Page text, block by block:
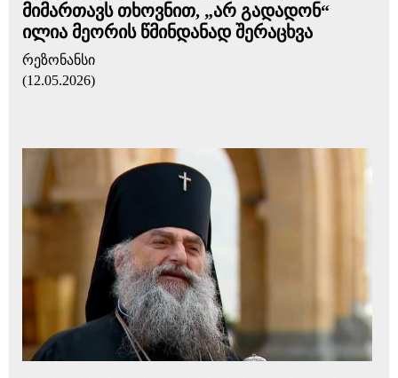
მიმართავს თხოვნით, „არ გადადონ“
ილია მეორის წმინდანად შერაცხვა
რეზონანსი
(12.05.2026)